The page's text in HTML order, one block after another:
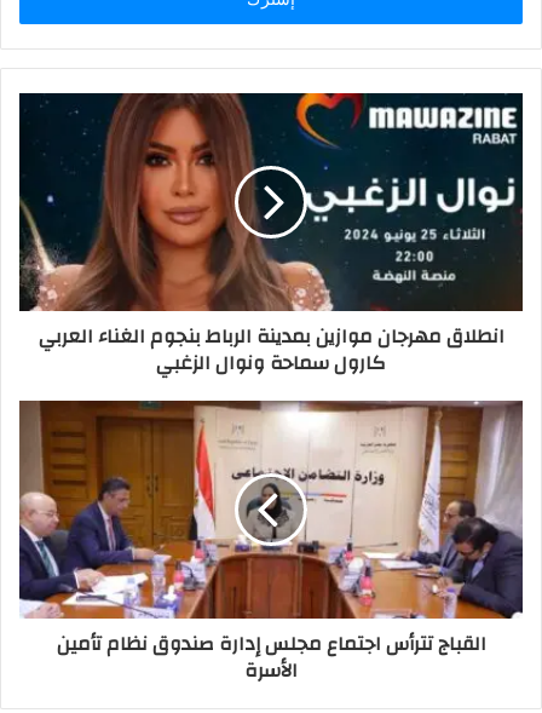
انطلاق مهرجان موازين بمدينة الرباط بنجوم الغناء العربي
كارول سماحة ونوال الزغبي
القباج تترأس اجتماع مجلس إدارة صندوق نظام تأمين
الأسرة